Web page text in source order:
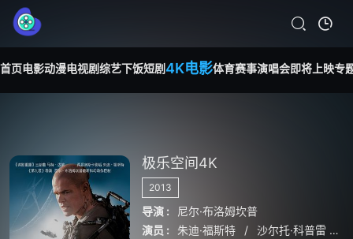
首页电影动漫电视剧综艺下饭短剧 4K电影体育赛事演唱会即将上映专
极乐空间4K
2013
导演 :
尼尔·布洛姆坎普
演员 :
朱迪·福斯特 / 沙尔托·科普雷 /